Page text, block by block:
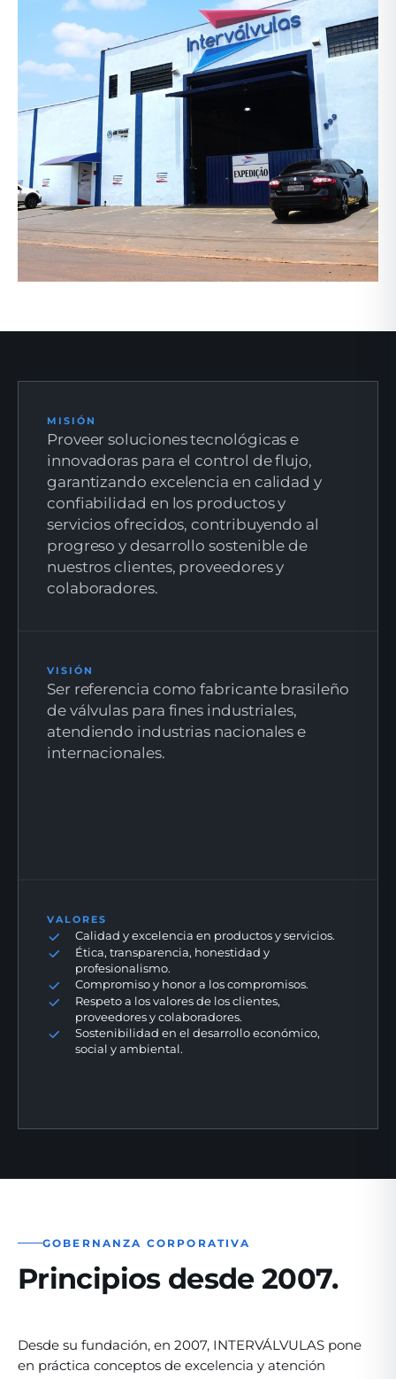
MISIÓN
Proveer soluciones tecnológicas e
innovadoras para el control de flujo,
garantizando excelencia en calidad y
confiabilidad en los productos y
servicios ofrecidos, contribuyendo al
progreso y desarrollo sostenible de
nuestros clientes, proveedores y
colaboradores.
VISIÓN
Ser referencia como fabricante brasileño
de válvulas para fines industriales,
atendiendo industrias nacionales e
internacionales.
VALORES
Calidad y excelencia en productos y servicios.
Ética, transparencia, honestidad y
profesionalismo.
Compromiso y honor a los compromisos.
Respeto a los valores de los clientes,
proveedores y colaboradores.
Sostenibilidad en el desarrollo económico,
social y ambiental.
GOBERNANZA CORPORATIVA
Principios desde 2007.
Desde su fundación, en 2007, INTERVÁLVULAS pone
en práctica conceptos de excelencia y atención